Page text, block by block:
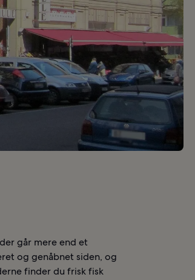
går mere end et
og genåbnet siden, og
finder du frisk fisk